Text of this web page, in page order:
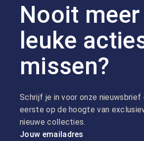
Nooit meer
leuke
missen?
Schrijf je in voor onze nieuwsbrief
eerste op de hoogte van
nieuwe collecties.
Jouw emailadres